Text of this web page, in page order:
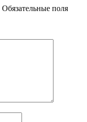
Обязательные поля